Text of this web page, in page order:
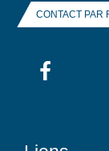
CONTACT PAR